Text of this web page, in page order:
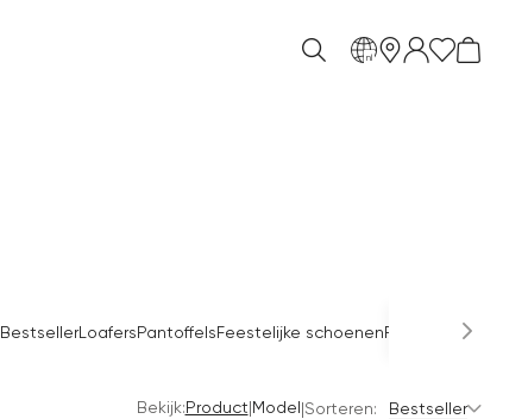
nl
BestsellerLoafersPantoffelsFeestelijke schoenenPremium
Bekijk:Product|Model|Sorteren: Bestseller